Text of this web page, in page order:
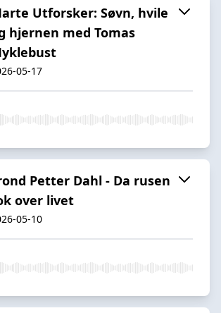
Utforsker: Søvn, hvile
hjernen med Tomas
05-17
Petter Dahl - Da rusen
over livet
05-10